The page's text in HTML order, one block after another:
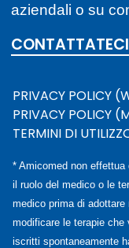
aziendali o su
CONTATTATECI
PRIVACY POLICY
PRIVACY POLICY
TERMINI DI
* Amicomed non
il ruolo del medico o le
medico prima di
modificare le terapie
iscritti spontaneamente